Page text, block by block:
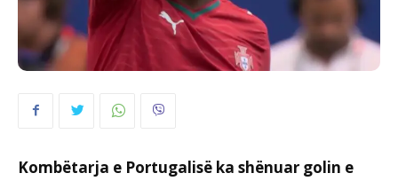
Kombëtarja e Portugalisë ka shënuar golin e